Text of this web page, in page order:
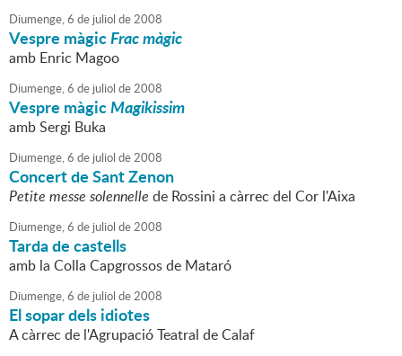
Diumenge,6 de juliol de2008
Vespre màgicFrac màgic
amb Enric Magoo
Diumenge,6 de juliol de2008
Vespre màgicMagikissim
amb Sergi Buka
Diumenge,6 de juliol de2008
Concert de Sant Zenon
Petite messe solennelle de Rossini a càrrec del Cor l'Aixa
Diumenge,6 de juliol de2008
Tarda de castells
amb la Colla Capgrossos de Mataró
Diumenge,6 de juliol de2008
El sopar dels idiotes
A càrrec de l'Agrupació Teatral de Calaf